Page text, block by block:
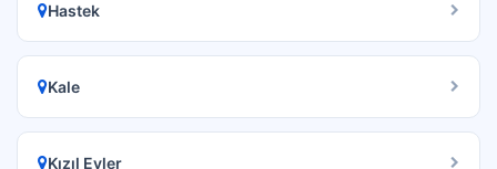
Hastek
Kale
Kızıl Evler